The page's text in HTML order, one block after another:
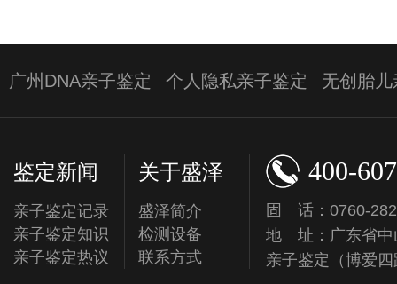
广州DNA亲子鉴定 个人隐私亲子鉴定 无创胎
鉴定新闻
亲子鉴定记录
亲子鉴定知识
亲子鉴定热议
关于盛泽
盛泽简介
检测设备
联系方式
400-
固 话：0760-
地 址：广东省中
亲子鉴定（博爱